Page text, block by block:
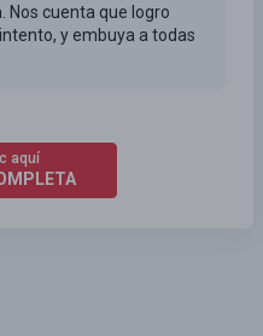
Nos cuenta que logro
y embuya a todas
aquí